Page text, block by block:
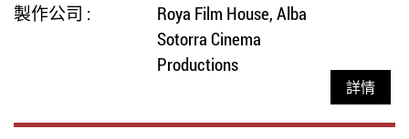
製作公司 :
Roya Film House, Alba
Sotorra Cinema
Productions
詳情